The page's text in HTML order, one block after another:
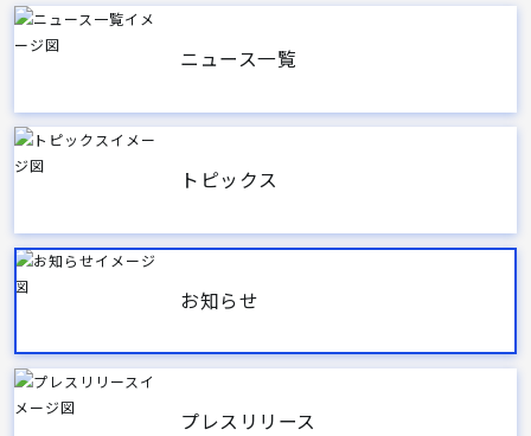
ニュース一覧
トピックス
お知らせ
プレスリリース